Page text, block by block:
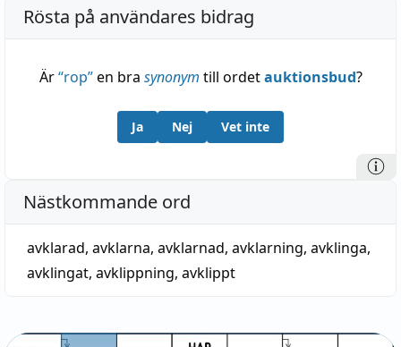
Rösta på användares bidrag
Är“rop”en bra synonym till ordetauktionsbud?
Ja Nej Vet inte
Nästkommande ord
avklarad, avklarna, avklarnad, avklarning, avklinga,
avklingat, avklippning, avklippt